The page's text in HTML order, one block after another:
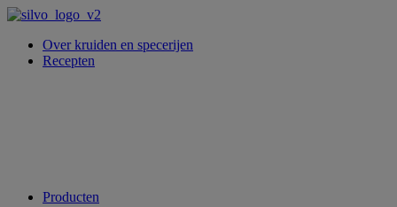
Over kruiden en specerijen
Recepten
Producten